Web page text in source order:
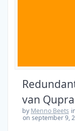
van Qupra
by Menno Beets
on september 9,